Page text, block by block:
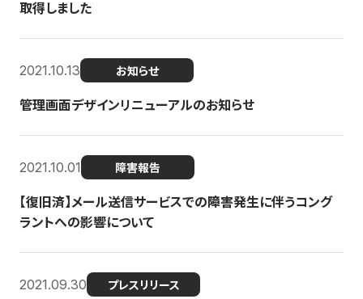
取得しました
2021.10.13 お知らせ
管理画面デザインリニューアルのお知らせ
2021.10.01 障害報告
【復旧済】メール送信サービスでの障害発生に伴うコング
ラントへの影響について
2021.09.30 プレスリリース